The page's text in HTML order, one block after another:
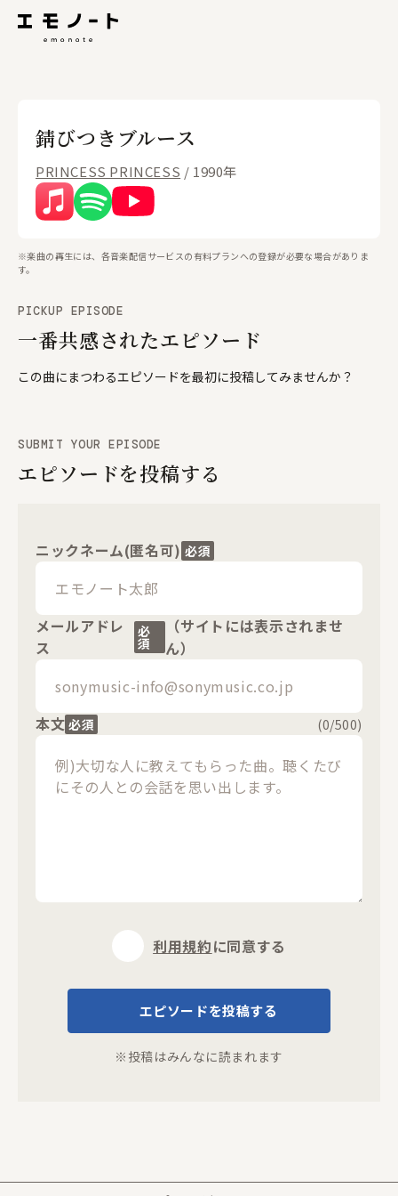
錆びつきブルース
PRINCESS PRINCESS / 1990年
※楽曲の再生には、各音楽配信サービスの有料プランへの登録が必要な場合がありま
す。
PICKUP EPISODE
一番共感されたエピソード
この曲にまつわるエピソードを最初に投稿してみませんか？
SUBMIT YOUR EPISODE
エピソードを投稿する
ニックネーム(匿名可) 必須
メールアドレ
ス
必
須
（サイトには表示されませ
ん）
本文 必須 (0/500)
利用規約に同意する
エピソードを投稿する
※投稿はみんなに読まれます